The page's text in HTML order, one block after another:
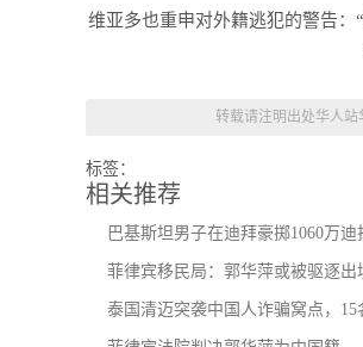
维亚多也重申对外籍逃犯的警告
转载请注明出处华人站
标签：
相关推荐
巴基斯坦男子在迪拜豪掷1060万
菲律宾移民局：郭华萍或被驱逐出
泰国清迈突袭中国人诈骗窝点，15